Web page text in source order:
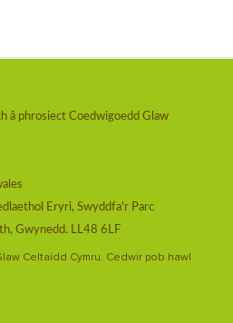
â phrosiect Coedwigoedd Glaw
Eryri, Swyddfa'r Parc
Gwynedd. LL48 6LF
Celtaidd Cymru. Cedwir pob hawl